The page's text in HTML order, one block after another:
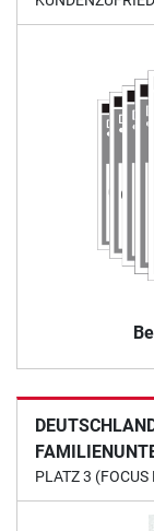
PLATZ 3